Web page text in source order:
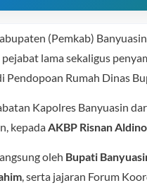
(Pemkab)
lama sekaligus
Pendopoan Rumah Dinas
Kapolres Banyuasin
kepadaAKBP Risnan Aldino
oleh Bupati
, serta jajaran Forum